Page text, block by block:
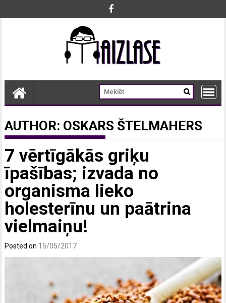
AUTHOR: OSKARS ŠTELMAHERS
7 vērtīgākās griķu
īpašības; izvada no
organisma lieko
holesterīnu un paātrina
vielmaiņu!
Posted on 15/05/2017